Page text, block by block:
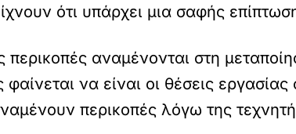
ότι υπάρχει μια σαφής
περικοπές αναμένονται στη
να είναι οι θέσεις
περικοπές λόγω της